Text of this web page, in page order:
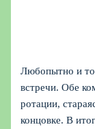
Любопытно и
встречи. Обе
ротации,
концовке. В